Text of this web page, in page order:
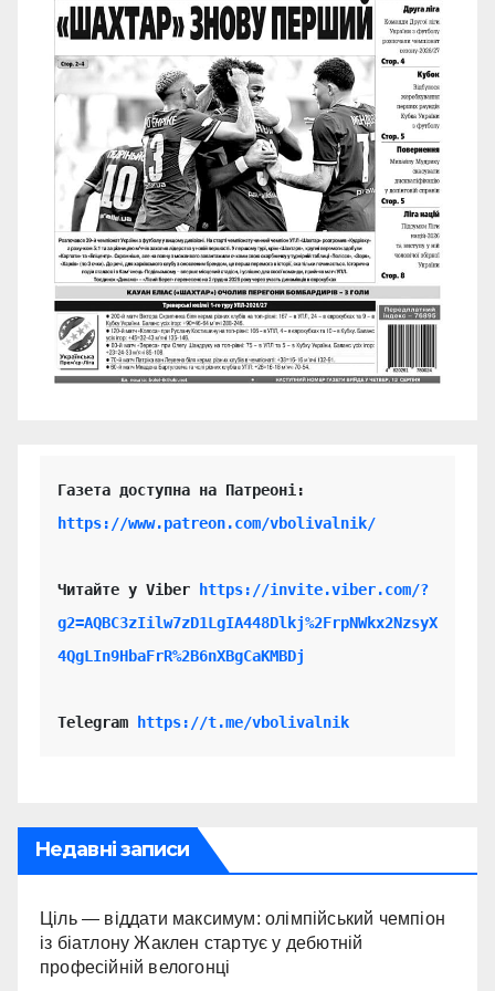
https://www.patreon.com/vbolivalnik/
Читайте у Viber
https://invite.viber.com/?
g2=AQBC3zIilw7zD1LgIA448Dlkj%2FrpNWkx2NzsyX
4QgLIn9HbaFrR%2B6nXBgCaKMBDj
Telegram https://t.me/vbolivalnik
Недавні записи
Ціль — віддати максимум: олімпійський чемпіон
із біатлону Жаклен стартує у дебютній
професійній велогонці